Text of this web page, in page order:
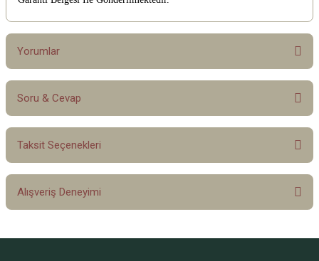
Yorumlar
Bu ürüne ilk yorumu siz yapın!
Soru & Cevap
Ürün hakkında henüz soru sorulmamış.
Taksit Seçenekleri
Alışveriş Deneyimi